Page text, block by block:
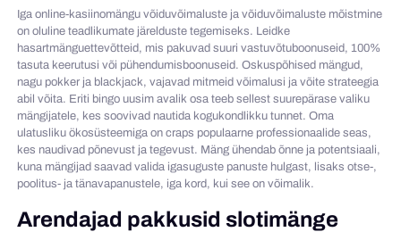
Iga online-kasiinomängu võiduvõimaluste ja võiduvõimaluste mõistmine
on oluline teadlikumate järelduste tegemiseks. Leidke
hasartmänguettevõtteid, mis pakuvad suuri vastuvõtuboonuseid, 100%
tasuta keerutusi või pühendumisboonuseid. Oskuspõhised mängud,
nagu pokker ja blackjack, vajavad mitmeid võimalusi ja võite strateegia
abil võita. Eriti bingo uusim avalik osa teeb sellest suurepärase valiku
mängijatele, kes soovivad nautida kogukondlikku tunnet. Oma
ulatusliku ökosüsteemiga on craps populaarne professionaalide seas,
kes naudivad põnevust ja tegevust. Mäng ühendab õnne ja potentsiaali,
kuna mängijad saavad valida igasuguste panuste hulgast, lisaks otse-,
poolitus- ja tänavapanustele, iga kord, kui see on võimalik.
Arendajad pakkusid slotimänge